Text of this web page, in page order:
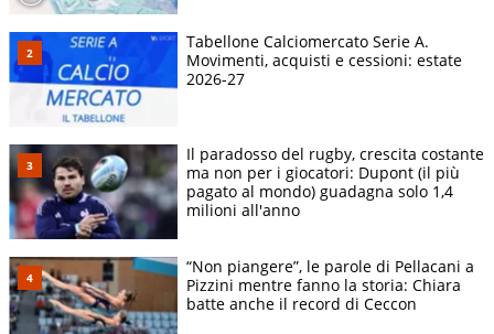
Tabellone Calciomercato Serie A.
Movimenti, acquisti e cessioni: estate
2026-27
Il paradosso del rugby, crescita costante
ma non per i giocatori: Dupont (il più
pagato al mondo) guadagna solo 1,4
milioni all'anno
“Non piangere”, le parole di Pellacani a
Pizzini mentre fanno la storia: Chiara
batte anche il record di Ceccon